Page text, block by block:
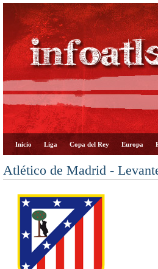
Inicio Liga Copa del Rey Europa
Atlético de Madrid -